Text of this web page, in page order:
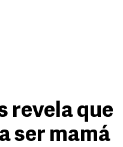
revela que
ser mamá